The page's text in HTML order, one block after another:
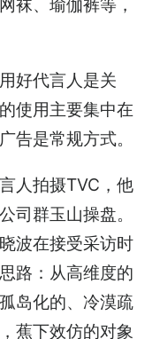
好代言人是关
使用主要集中在
告是常规方式。
人拍摄TVC，他
司群玉山操盘。
波在接受采访时
路：从高维度的
岛化的、冷漠疏
蕉下效仿的对象